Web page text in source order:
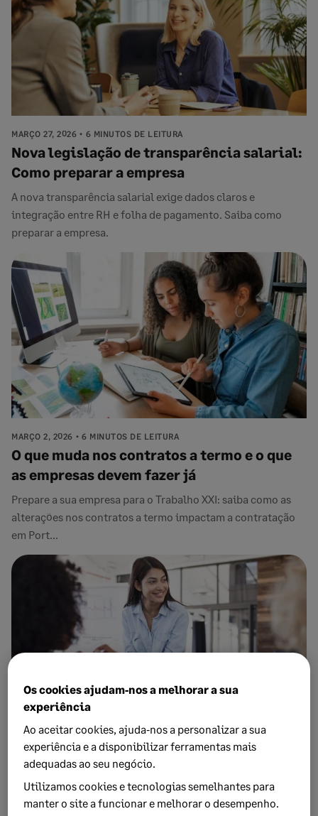
MARÇO 27, 2026 6 MINUTOS DE LEITURA
Nova legislação de transparência salarial:
Como preparar a empresa
A nova transparência salarial exige dados claros e
integração entre RH e folha de pagamento. Saiba como
preparar a empresa.
MARÇO 2, 2026 6 MINUTOS DE LEITURA
O que muda nos contratos a termo e o que
as empresas devem fazer já
Prepare a sua empresa para o Trabalho XXI: saiba como as
alterações nos contratos a termo impactam a contratação
em Port...
5 MINUTOS DE LEITURA
Checklist legal: Veja o que a sua empresa
Prepare a sua empresa para a nova lei laboral. Descubra o
Os cookies ajudam‑nos a melhorar a sua
experiência
Ao aceitar cookies, ajuda‑nos a personalizar a sua
experiência e a disponibilizar ferramentas mais
adequadas ao seu negócio.
Utilizamos cookies e tecnologias semelhantes para
manter o site a funcionar e melhorar o desempenho.